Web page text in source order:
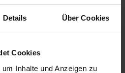
Details Über Cookies
Cookies
Inhalte und Anzeigen zu
the options chosen on the